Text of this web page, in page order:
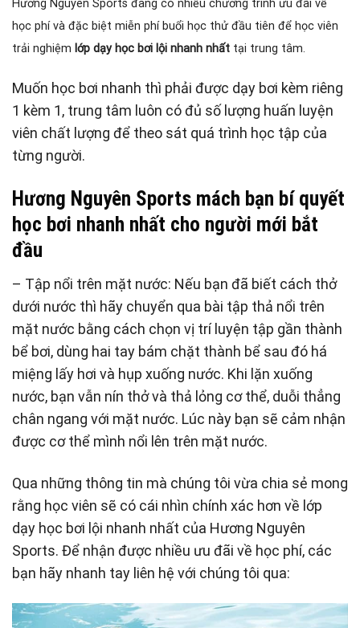
Hương Nguyên Sports đang có nhiều chương trình ưu đãi về
học phí và đặc biệt miễn phí buổi học thử đầu tiên để học viên
trải nghiệm lớp dạy học bơi lội nhanh nhất tại trung tâm.
Muốn học bơi nhanh thì phải được dạy bơi kèm riêng
1 kèm 1, trung tâm luôn có đủ số lượng huấn luyện
viên chất lượng để theo sát quá trình học tập của
từng người.
Hương Nguyên Sports mách bạn bí quyết
học bơi nhanh nhất cho người mới bắt
đầu
– Tập nổi trên mặt nước: Nếu bạn đã biết cách thở
dưới nước thì hãy chuyển qua bài tập thả nổi trên
mặt nước bằng cách chọn vị trí luyện tập gần thành
bể bơi, dùng hai tay bám chặt thành bể sau đó há
miệng lấy hơi và hụp xuống nước. Khi lặn xuống
nước, bạn vẫn nín thở và thả lỏng cơ thể, duỗi thẳng
chân ngang với mặt nước. Lúc này bạn sẽ cảm nhận
được cơ thể mình nổi lên trên mặt nước.
Qua những thông tin mà chúng tôi vừa chia sẻ mong
rằng học viên sẽ có cái nhìn chính xác hơn về lớp
dạy học bơi lội nhanh nhất của Hương Nguyên
Sports. Để nhận được nhiều ưu đãi về học phí, các
bạn hãy nhanh tay liên hệ với chúng tôi qua: